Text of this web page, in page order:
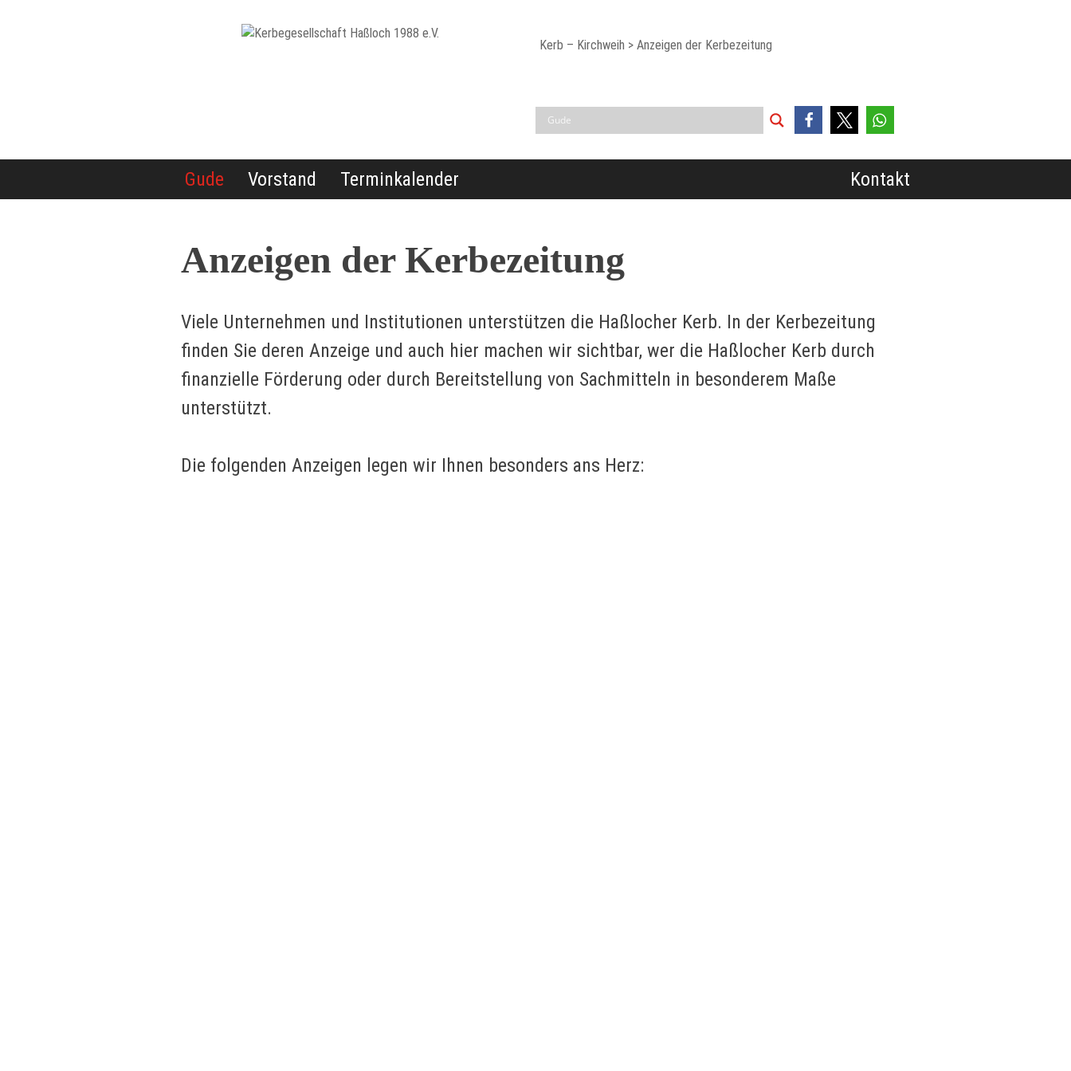
Kerb – Kirchweih > Anzeigen der Kerbezeitung
Gude Vorstand Terminkalender Kontakt
Anzeigen der Kerbezeitung
Viele Unternehmen und Institutionen unterstützen die Haßlocher Kerb. In der Kerbezeitung
finden Sie deren Anzeige und auch hier machen wir sichtbar, wer die Haßlocher Kerb durch
finanzielle Förderung oder durch Bereitstellung von Sachmitteln in besonderem Maße
unterstützt.
Die folgenden Anzeigen legen wir Ihnen besonders ans Herz: